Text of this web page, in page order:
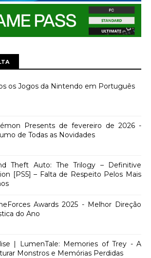
os Jogos da Nintendo em Português
Presents de fevereiro de 2026 -
de Todas as Novidades
Theft Auto: The Trilogy – Definitive
[PS5] – Falta de Respeito Pelos Mais
Awards 2025 - Melhor Direção
do Ano
| LumenTale: Memories of Trey - A
Monstros e Memórias Perdidas